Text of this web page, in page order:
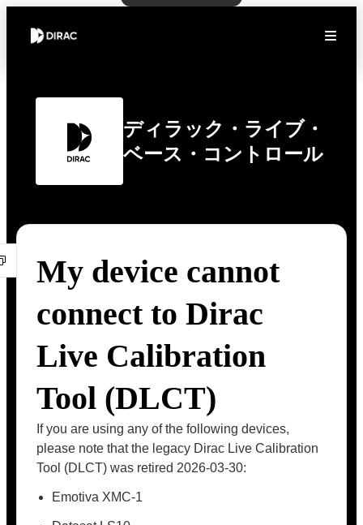
ディラック・ライブ・
ベース・コントロール
My device cannot
connect to Dirac
Live Calibration
Tool (DLCT)
If you are using any of the following devices,
please note that the legacy Dirac Live Calibration
Tool (DLCT) was retired 2026-03-30:
Emotiva XMC-1